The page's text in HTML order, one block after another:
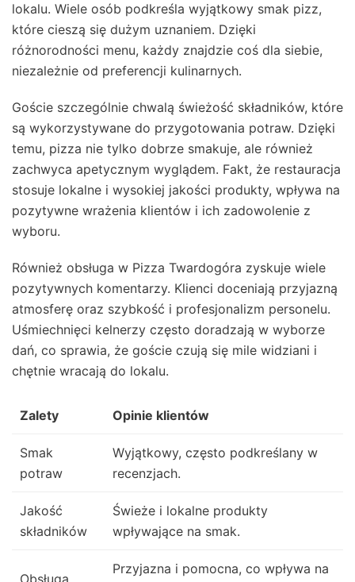
lokalu. Wiele osób podkreśla wyjątkowy smak pizz,
które cieszą się dużym uznaniem. Dzięki
różnorodności menu, każdy znajdzie coś dla siebie,
niezależnie od preferencji kulinarnych.
Goście szczególnie chwalą świeżość składników, które
są wykorzystywane do przygotowania potraw. Dzięki
temu, pizza nie tylko dobrze smakuje, ale również
zachwyca apetycznym wyglądem. Fakt, że restauracja
stosuje lokalne i wysokiej jakości produkty, wpływa na
pozytywne wrażenia klientów i ich zadowolenie z
wyboru.
Również obsługa w Pizza Twardogóra zyskuje wiele
pozytywnych komentarzy. Klienci doceniają przyjazną
atmosferę oraz szybkość i profesjonalizm personelu.
Uśmiechnięci kelnerzy często doradzają w wyborze
dań, co sprawia, że goście czują się mile widziani i
chętnie wracają do lokalu.
Zalety Opinie klientów
Smak
potraw
Wyjątkowy, często podkreślany w
recenzjach.
Jakość
składników
Świeże i lokalne produkty
wpływające na smak.
Przyjazna i pomocna, co wpływa na